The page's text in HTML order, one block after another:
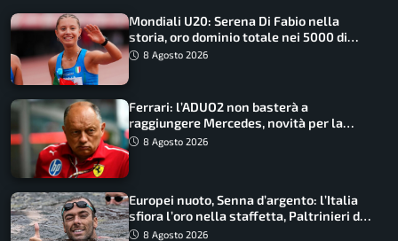
Mondiali U20: Serena Di Fabio nella
storia, oro dominio totale nei 5000 di
marcia
8 Agosto 2026
Ferrari: l’ADUO2 non basterà a
raggiungere Mercedes, novità per la
Macarena
8 Agosto 2026
Europei nuoto, Senna d’argento: l’Italia
sfiora l’oro nella staffetta, Paltrinieri da
urlo, il bilancio azzurro
8 Agosto 2026